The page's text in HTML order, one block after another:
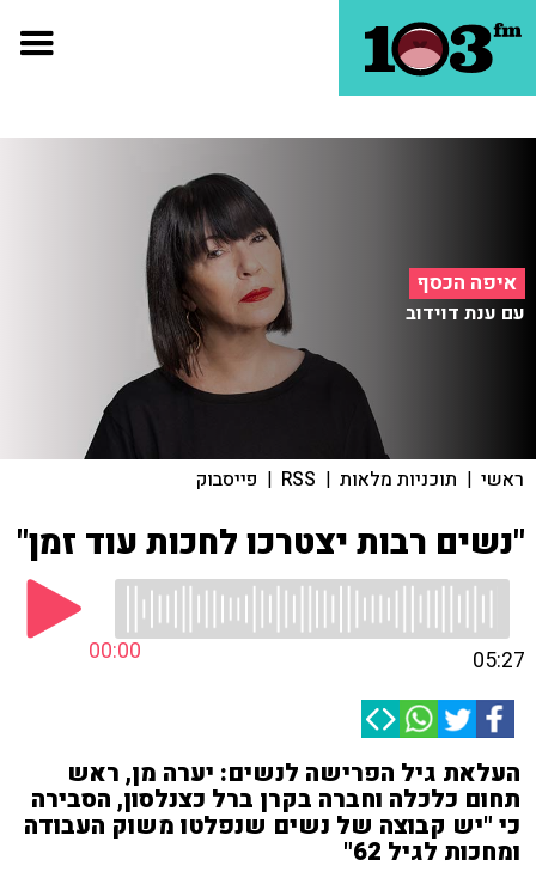
איפה הכסף
עם ענת דוידוב
ראשי | תוכניות מלאות |
RSS
| פייסבוק
"נשים רבות יצטרכו לחכות עוד זמן"
00:00 05:27
העלאת גיל הפרישה לנשים: יערה מן, ראש
תחום כלכלה וחברה בקרן ברל כצנלסון, הסבירה
כי "יש קבוצה של נשים שנפלטו משוק העבודה
ומחכות לגיל 62"